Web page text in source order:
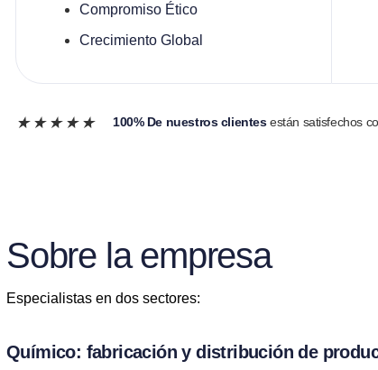
Compromiso Ético
Crecimiento Global
★ ★ ★ ★ ★ 100% De nuestros clientesestán satisfechos
Sobre la empresa
Especialistas en dos sectores:
Químico: fabricación y distribución de